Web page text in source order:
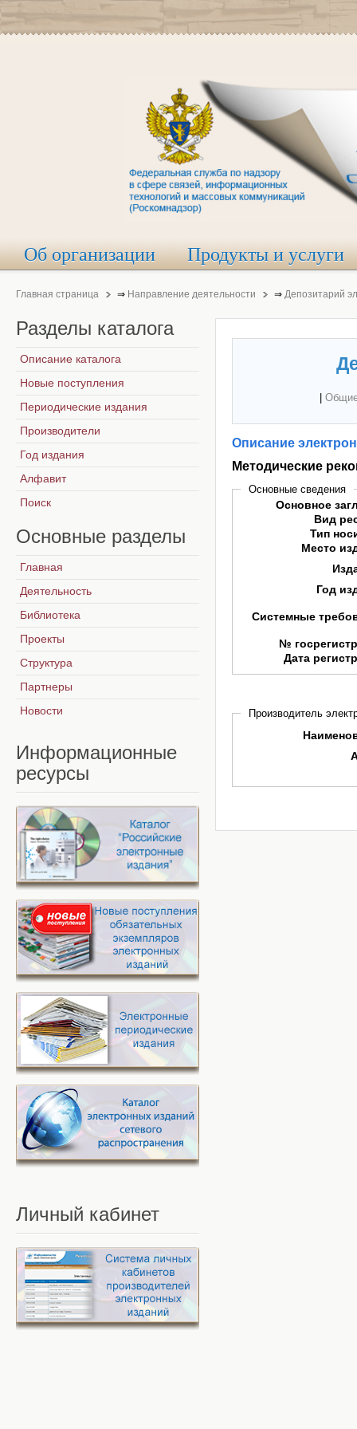
Об организации Продукты и услуги
Главная страница ⇒ Направление деятельности ⇒ Депозитарий
Описание
Методические
Основные сведения
Основное
Вид
Тип
Место
Год
Системные
№
Дата
Производитель
Разделы каталога
Описание каталога
Новые поступления
Периодические издания
Производители
Год издания
Алфавит
Поиск
Основные разделы
Главная
Деятельность
Библиотека
Проекты
Структура
Партнеры
Новости
Информационные
ресурсы
Личный кабинет